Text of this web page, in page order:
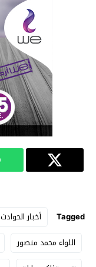
Tagged أخبار الحوادث
اللواء محمد منصور